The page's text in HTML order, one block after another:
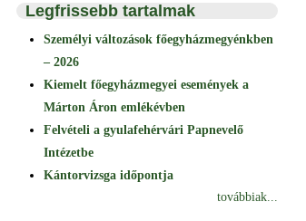
Legfrissebb tartalmak
Személyi változások főegyházmegyénkben
– 2026
Kiemelt főegyházmegyei események a
Márton Áron emlékévben
Felvételi a gyulafehérvári Papnevelő
Intézetbe
Kántorvizsga időpontja
továbbiak...